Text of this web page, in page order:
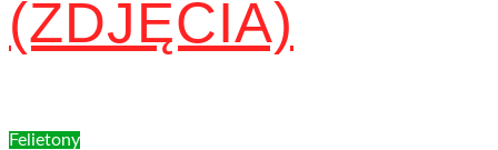
(ZDJĘCIA)
Felietony